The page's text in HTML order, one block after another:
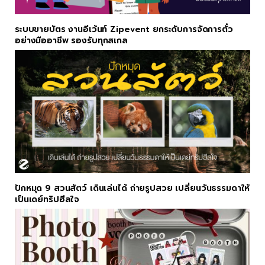
ระบบขายบัตร งานอีเว้นท์ Zipevent ยกระดับการจัดการตั๋ว
อย่างมืออาชีพ รองรับทุกสเกล
ปักหมุด 9 สวนสัตว์ เดินเล่นได้ ถ่ายรูปสวย เปลี่ยนวันธรรมดาให้
เป็นเดย์ทริปฮีลใจ